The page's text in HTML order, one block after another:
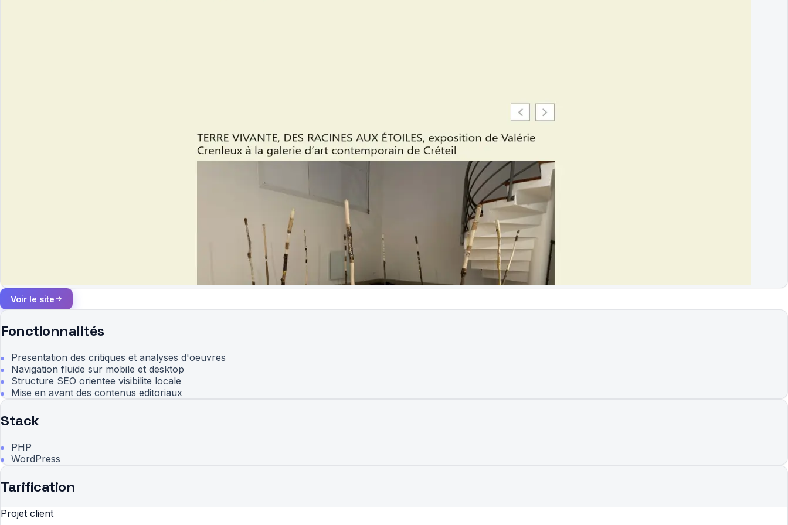
Voir le site
Fonctionnalités
Presentation des critiques et analyses d'oeuvres
Navigation fluide sur mobile et desktop
Structure SEO orientee visibilite locale
Mise en avant des contenus editoriaux
Stack
PHP
WordPress
Tarification
Projet client